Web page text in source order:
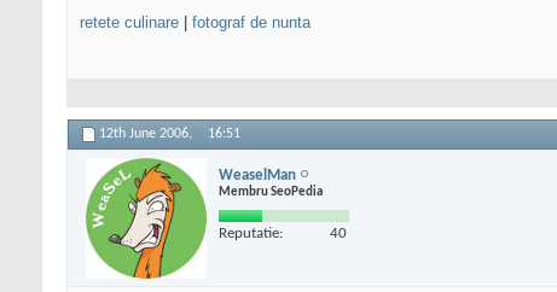
retete culinare fotograf de nunta
12th June 2006, 16:51
WeaselMan
Membru SeoPedia
Reputatie: 40